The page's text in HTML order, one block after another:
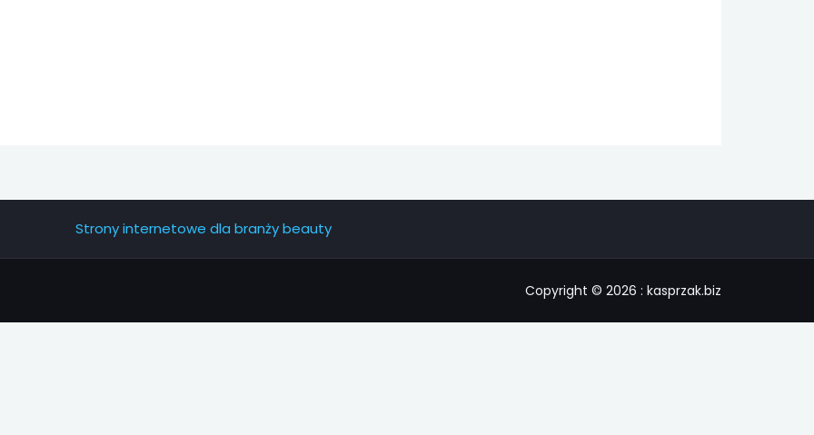
Strony internetowe dla branży beauty
Copyright © 2026 : kasprzak.biz